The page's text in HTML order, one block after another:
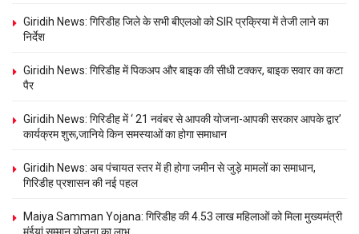
Giridih News: गिरिडीह जिले के सभी बीएलओ को SIR प्रक्रिया में तेजी लाने का
निर्देश
Giridih News: गिरिडीह में पिकअप और बाइक की सीधी टक्कर, बाइक सवार का कटा
पैर
Giridih News: गिरिडीह में ‘ 21 नवंबर से आपकी योजना-आपकी सरकार आपके द्वार’
कार्यक्रम शुरू,जानिये किन समस्याओं का होगा समाधान
Giridih News: अब पंचायत स्तर में ही होगा जमीन से जुड़े मामलों का समाधान,
गिरिडीह प्रशासन की नई पहल
Maiya Samman Yojana: गिरिडीह की 4.53 लाख महिलाओं को मिला मुख्यमंत्री